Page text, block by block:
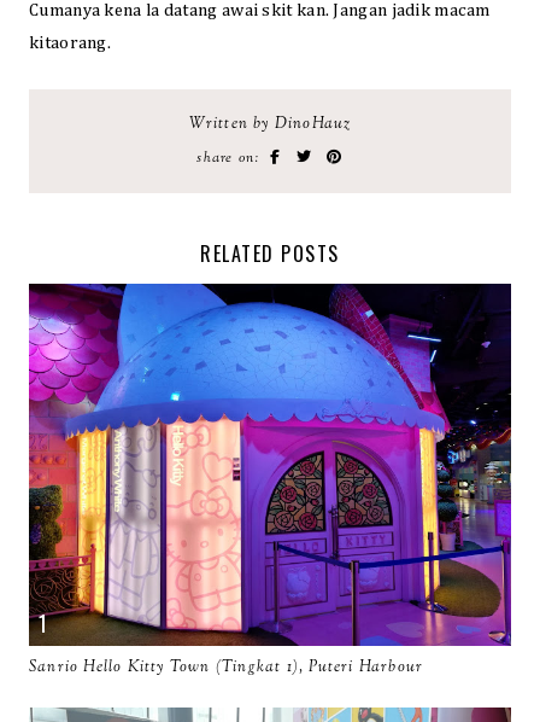
Cumanya kena la datang awai skit kan. Jangan jadik macam
kitaorang.
Written by DinoHauz
share on:
RELATED POSTS
Sanrio Hello Kitty Town (Tingkat 1), Puteri Harbour